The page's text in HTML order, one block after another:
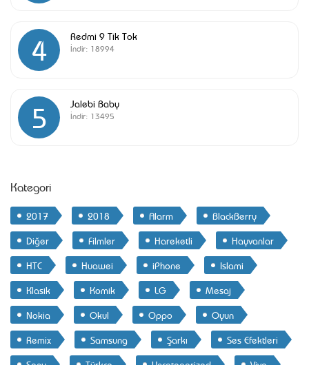
4 Redmi 9 Tik Tok
İndir: 18994
5 Jalebi Baby
İndir: 13495
Kategori
2017 2018 Alarm
BlackBerry
Diğer
Filmler Hareketli
Hayvanlar
HTC
Huawei iPhone
Islami
Klasik
Komik LG
Mesaj
Nokia
Okul Oppo
Oyun
Remix
Samsung Şarkı
Ses Efektleri